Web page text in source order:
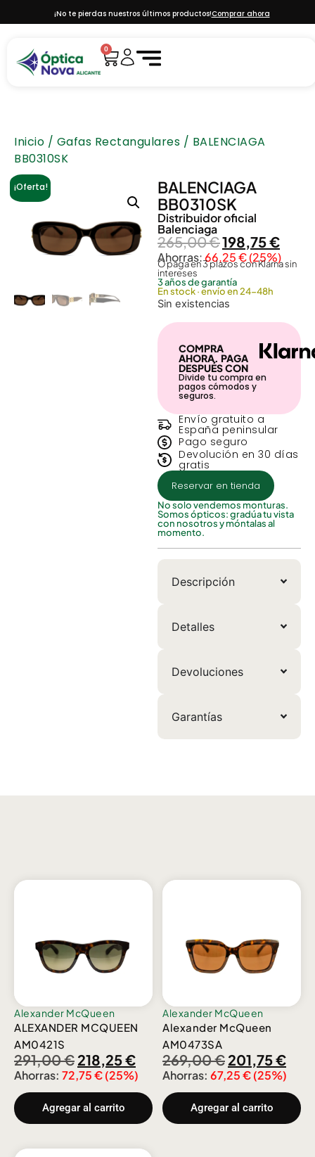
¡No te pierdas nuestros últimos productos!Comprar ahora
0
Inicio / Gafas Rectangulares / BALENCIAGA
BB0310SK
¡Oferta!
BALENCIAGA
BB0310SK
Distribuidor oficial
Balenciaga
265,00€198,75€
Ahorras:66,25€(25%)
O paga en 3 plazos con Klarna sin
intereses
3 años de garantía
En stock · envío en 24-48h
Sin existencias
COMPRA
AHORA. PAGA
DESPUÉS CON
Divide tu compra en
pagos cómodos y
seguros.
Envío gratuito a
España peninsular
Pago seguro
Devolución en 30 días
gratis
Reservar en tienda
No solo vendemos monturas.
Somos ópticos: gradúa tu vista
con nosotros y móntalas al
momento.
Descripción
Detalles
Devoluciones
Garantías
Alexander McQueen
ALEXANDER MCQUEEN
AM0421S
291,00€ 218,25€
Ahorras: 72,75€(25%)
Agregar al carrito
Alexander McQueen
Alexander McQueen
AM0473SA
269,00€ 201,75€
Ahorras: 67,25€(25%)
Agregar al carrito